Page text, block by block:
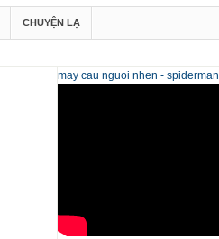
CHUYỆN LẠ
may cau nguoi nhen - spiderman